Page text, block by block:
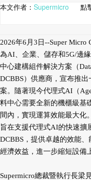
本文作者： Supermicro 點
2026年6月3日--Super Micro
為AI、企業、儲存和5G/邊
中心建構組件解決方案（
DCBBS）供應商，宣布推
案。隨著現今代理式AI（
料中心需要全新的機櫃級基
間內，實現運算效能最大化
旨在支援代理式AI的快速擴
DCBBS，提供卓越的效能
經濟效益，進一步縮短設備
Supermicro總裁暨執行長梁